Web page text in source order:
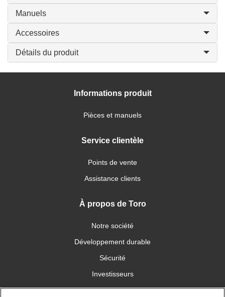
Manuels
Accessoires
Détails du produit
Informations produit
Pièces et manuels
Service clientèle
Points de vente
Assistance clients
À propos de Toro
Notre société
Développement durable
Sécurité
Investisseurs
Carrières